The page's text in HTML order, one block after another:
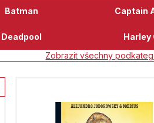
Batman Captain
Deadpool Harley
Zobrazit všechny